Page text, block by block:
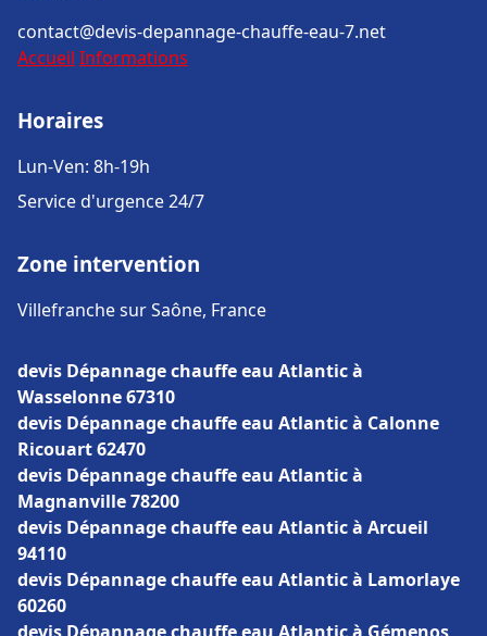
contact@devis-depannage-chauffe-eau-7.net
Accueil Informations
Horaires
Lun-Ven: 8h-19h
Service d'urgence 24/7
Zone intervention
Villefranche sur Saône, France
devis Dépannage chauffe eau Atlantic à
Wasselonne 67310
devis Dépannage chauffe eau Atlantic à Calonne
Ricouart 62470
devis Dépannage chauffe eau Atlantic à
Magnanville 78200
devis Dépannage chauffe eau Atlantic à Arcueil
94110
devis Dépannage chauffe eau Atlantic à Lamorlaye
60260